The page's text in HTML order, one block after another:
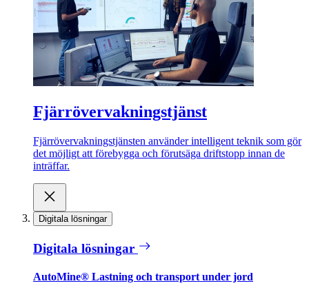
Fjärrövervakningstjänst
Fjärrövervakningstjänsten använder intelligent teknik som gör
det möjligt att förebygga och förutsäga driftstopp innan de
inträffar.
Digitala lösningar
Digitala lösningar
AutoMine® Lastning och transport under jord